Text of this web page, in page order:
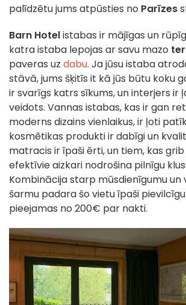
palīdzētu jums atpūsties no Parīzes
Barn Hotelistabas ir mājīgas un
katra istaba lepojas ar savu mazo
paveras uz dabu. Ja jūsu istaba
stāvā, jums šķitīs it kā jūs būtu koku
ir svarīgs katrs sīkums, un interjers ir
veidots. Vannas istabas, kas ir gan
moderns dizains vienlaikus, ir ļoti
kosmētikas produkti ir dabīgi un
matracis ir īpaši ērti, un tiem, kas
efektīvie aizkari nodrošina pilnīgu
Kombinācija starp mūsdienīgumu un
šarmu padara šo vietu īpaši
pieejamas no 200€ par nakti.